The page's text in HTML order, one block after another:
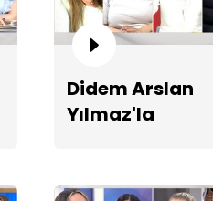
Didem Arslan
Yılmaz'la